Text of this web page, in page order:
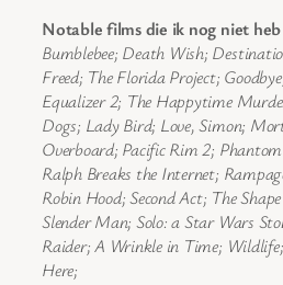
Notable films die ik nog niet heb
Bumblebee; Death Wish;
Freed; The Florida Project;
Equalizer 2; The Happytime
Dogs; Lady Bird; Love, Simon;
Overboard; Pacific Rim 2;
Ralph Breaks the Internet;
Robin Hood; Second Act; The
Slender Man; Solo: a Star Wars
Raider; A Wrinkle in Time;
Here;